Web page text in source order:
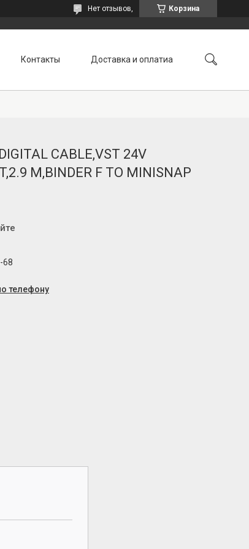
Корзина
Нет отзывов,
Контакты Доставка и оплатиа
CABLE,VST 24V
M,BINDER F TO MINISNAP
68
телефону